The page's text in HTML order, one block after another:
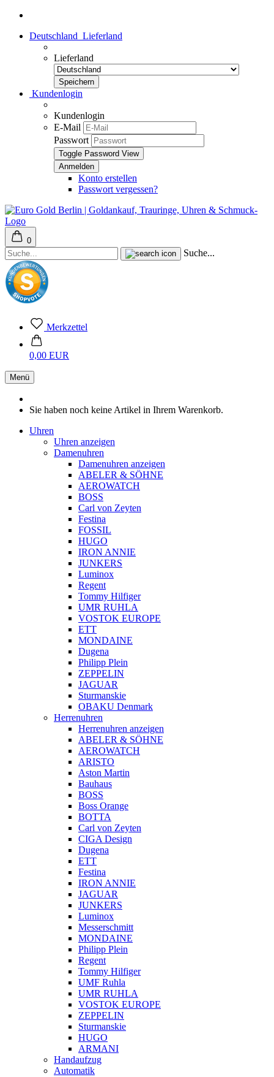
Deutschland Lieferland
Lieferland
Kundenlogin
Kundenlogin
E-Mail
Passwort
Toggle Password View
Konto erstellen
Passwort vergessen?
0
Suche...
Merkzettel
0,00 EUR
Menü
Sie haben noch keine Artikel in Ihrem Warenkorb.
Uhren
Uhren anzeigen
Damenuhren
Damenuhren anzeigen
ABELER & SÖHNE
AEROWATCH
BOSS
Carl von Zeyten
Festina
FOSSIL
HUGO
IRON ANNIE
JUNKERS
Luminox
Regent
Tommy Hilfiger
UMR RUHLA
VOSTOK EUROPE
ETT
MONDAINE
Dugena
Philipp Plein
ZEPPELIN
JAGUAR
Sturmanskie
OBAKU Denmark
Herrenuhren
Herrenuhren anzeigen
ABELER & SÖHNE
AEROWATCH
ARISTO
Aston Martin
Bauhaus
BOSS
Boss Orange
BOTTA
Carl von Zeyten
CIGA Design
Dugena
ETT
Festina
IRON ANNIE
JAGUAR
JUNKERS
Luminox
Messerschmitt
MONDAINE
Philipp Plein
Regent
Tommy Hilfiger
UMF Ruhla
UMR RUHLA
VOSTOK EUROPE
ZEPPELIN
Sturmanskie
HUGO
ARMANI
Handaufzug
Automatik